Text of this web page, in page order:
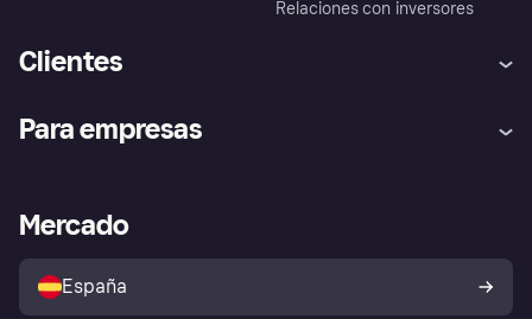
Relaciones con inversores
Clientes
Inicio de sesión
Directorio de tiendas
Política de protección al
comprador de Klarna
Reclamaciones
Para empresas
Acceso empresas
Mercado
España